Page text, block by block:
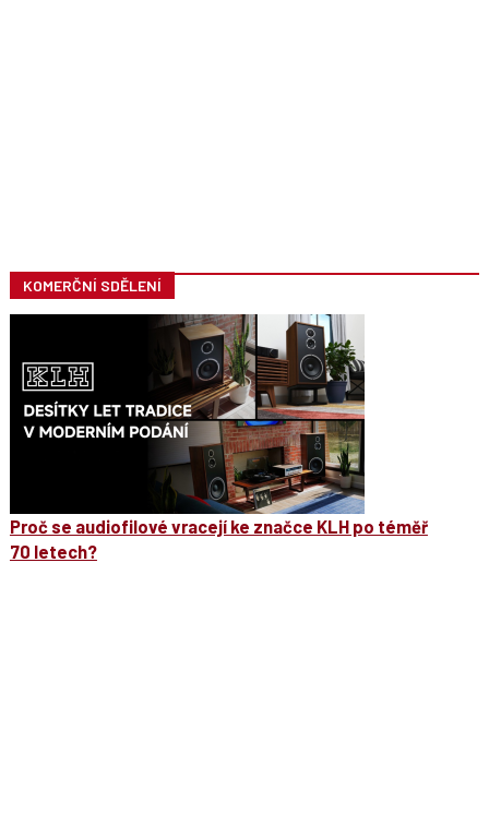
KOMERČNÍ SDĚLENÍ
Proč se audiofilové vracejí ke značce KLH po téměř
70 letech?